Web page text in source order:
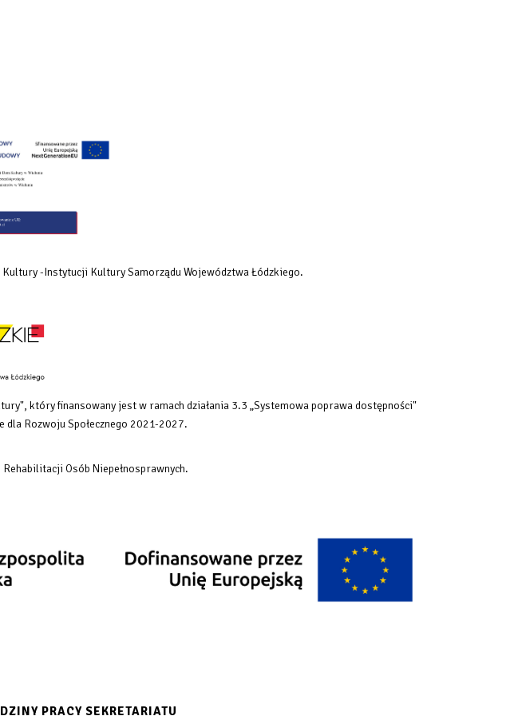
-Instytucji Kultury Samorządu Województwa Łódzkiego.
który finansowany jest w ramach działania 3.3 „Systemowa poprawa dostępności"
dla Rozwoju Społecznego 2021-2027.
Osób Niepełnosprawnych.
PRACY SEKRETARIATU